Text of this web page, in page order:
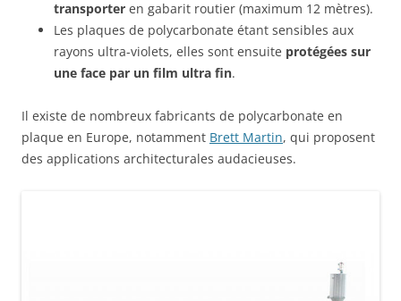
transporter en gabarit routier (maximum 12 mètres).
Les plaques de polycarbonate étant sensibles aux
rayons ultra-violets, elles sont ensuite protégées sur
une face par un film ultra fin.
Il existe de nombreux fabricants de polycarbonate en
plaque en Europe, notamment Brett Martin, qui proposent
des applications architecturales audacieuses.